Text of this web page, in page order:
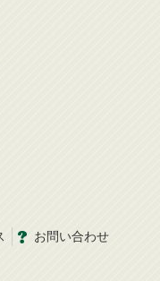
お問い合わせ